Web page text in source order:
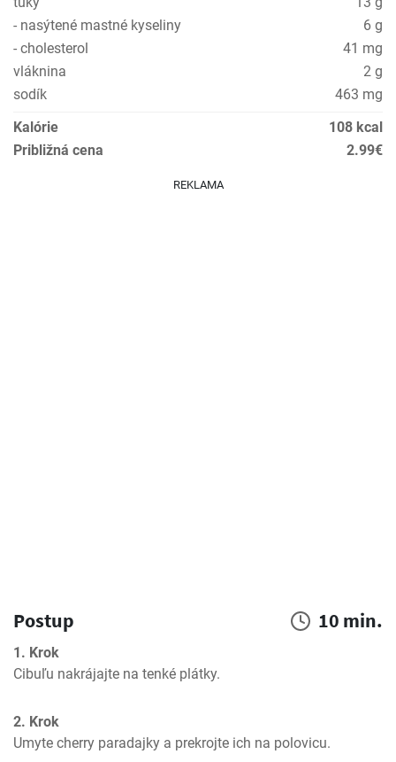
- nasýtené mastné kyseliny
6 g
- cholesterol
41 mg
vláknina
2 g
sodík
463 mg
Kalórie
108 kcal
Približná cena
2.99€
REKLAMA
Postup 10 min.
1. Krok
Cibuľu nakrájajte na tenké plátky.
2. Krok
Umyte cherry paradajky a prekrojte ich na polovicu.